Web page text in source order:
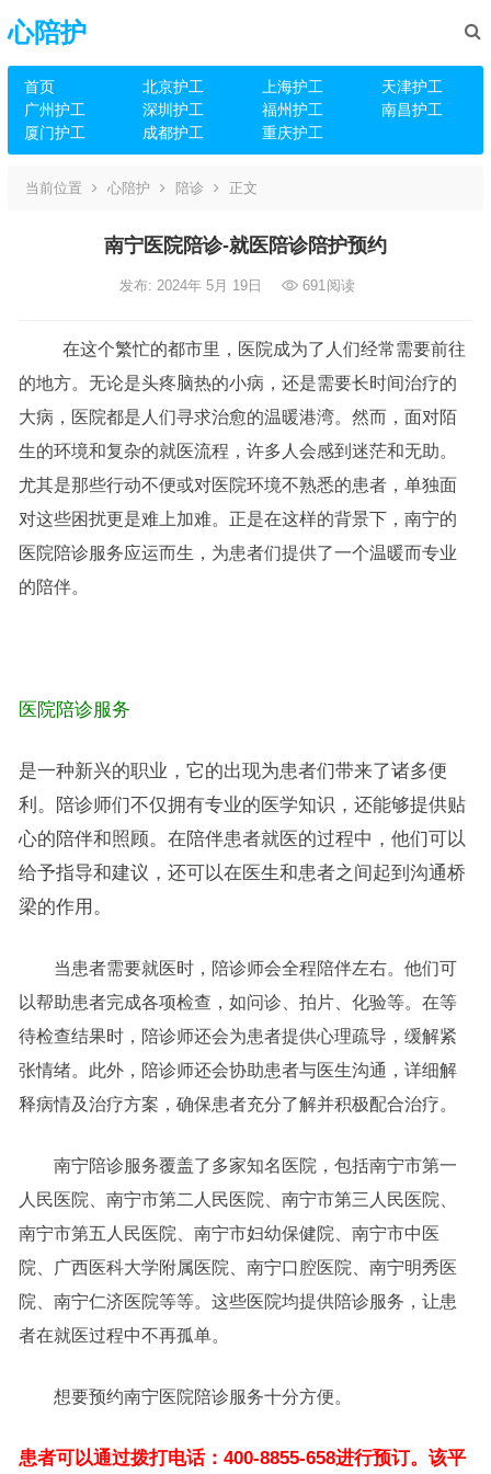
心陪护
首页 北京护工 上海护工
天津护工
广州护工
深圳护工 福州护工
南昌护工
厦门护工
成都护工 重庆护工
当前位置 心陪护 陪诊 正文
南宁医院陪诊-就医陪诊陪护预约
发布: 2024年 5月 19日 691阅读
在这个繁忙的都市里，医院成为了人们经常需要前往
的地方。无论是头疼脑热的小病，还是需要长时间治疗的
大病，医院都是人们寻求治愈的温暖港湾。然而，面对陌
生的环境和复杂的就医流程，许多人会感到迷茫和无助。
尤其是那些行动不便或对医院环境不熟悉的患者，单独面
对这些困扰更是难上加难。正是在这样的背景下，南宁的
医院陪诊服务应运而生，为患者们提供了一个温暖而专业
的陪伴。
医院陪诊服务
是一种新兴的职业，它的出现为患者们带来了诸多便
利。陪诊师们不仅拥有专业的医学知识，还能够提供贴
心的陪伴和照顾。在陪伴患者就医的过程中，他们可以
给予指导和建议，还可以在医生和患者之间起到沟通桥
梁的作用。
当患者需要就医时，陪诊师会全程陪伴左右。他们可
以帮助患者完成各项检查，如问诊、拍片、化验等。在等
待检查结果时，陪诊师还会为患者提供心理疏导，缓解紧
张情绪。此外，陪诊师还会协助患者与医生沟通，详细解
释病情及治疗方案，确保患者充分了解并积极配合治疗。
南宁陪诊服务覆盖了多家知名医院，包括南宁市第一
人民医院、南宁市第二人民医院、南宁市第三人民医院、
南宁市第五人民医院、南宁市妇幼保健院、南宁市中医
院、广西医科大学附属医院、南宁口腔医院、南宁明秀医
院、南宁仁济医院等等。这些医院均提供陪诊服务，让患
者在就医过程中不再孤单。
想要预约南宁医院陪诊服务十分方便。
患者可以通过拨打电话：400-8855-658进行预订。该平